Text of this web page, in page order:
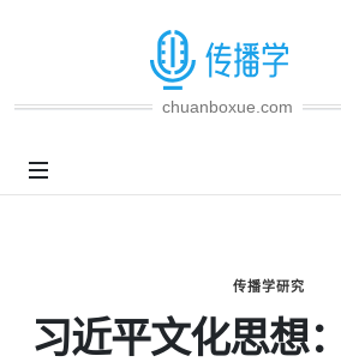
chuanboxue.com
传播学研究
习近平文化思想